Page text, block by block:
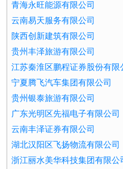
青海永旺能源有限公司
云南易天服务有限公司
陕西创新建筑有限公司
贵州丰泽旅游有限公司
江苏秦淮区鹏程证券股份有限
宁夏腾飞汽车集团有限公司
贵州银泰旅游有限公司
广东光明区先福电子有限公司
云南丰泽证券有限公司
湖北汉阳区飞扬物流有限公司
浙江丽水美华科技集团有限公